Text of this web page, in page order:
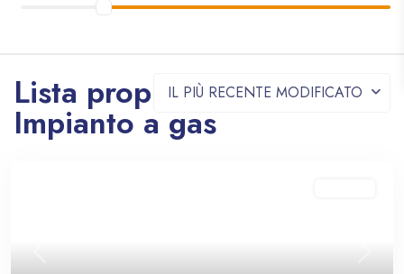
IL PIÙ RECENTE MODIFICATO
Lista proprietà -
Impianto a gas